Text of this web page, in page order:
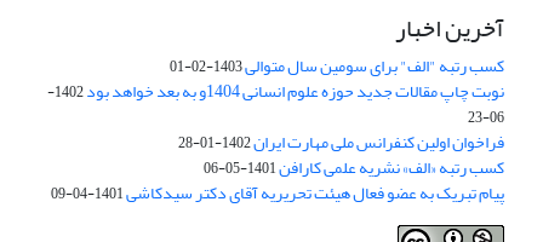
آخرین اخبار
کسب رتبه "الف" برای سومین سال متوالی1403-02-01
نوبت چاپ مقالات جدید حوزه علوم انسانی 1404و به بعد خواهد بود
1402-
06-23
فراخوان اولین کنفرانس ملی مهارت ایران1402-01-28
کسب رتبه «الف» نشریه علمی کارافن1401-05-06
پیام تبریک به عضو فعال هیئت تحریریه آقای دکتر سیدکاشی1401-04-09